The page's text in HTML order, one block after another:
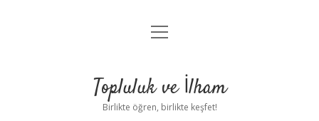
Anasayfa
Yasal Uyarı
menüyü
Topluluk ve İlham
Birlikte öğren, birlikte keşfet!